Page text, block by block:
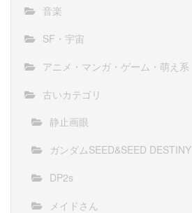
音楽
SF・宇宙
アニメ・マンガ・ゲーム・萌え系
古いカテゴリ
静止画眼
ガンダムSEED&SEED DESTINY
DP2s
メイドさん